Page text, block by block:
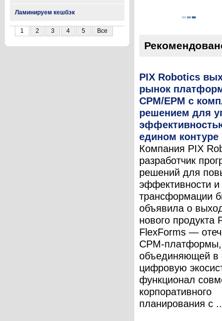
Ламинируем кешбэк
1 2 3 4 5 Все
PIX Robotics
рынок
CPM/EPM с
решением для
едином контуре
Компания PIX
разработчик
решений для
эффективности
трансформации
объявила о
нового продукта
FlexForms —
CPM-платформы,
объединяющей в
цифровую
функционал
корпоративного
планирования с